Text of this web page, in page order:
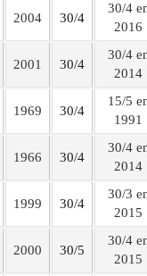
2004 30/4
30/4
2016
2001 30/4
30/4
2014
1969 30/4
15/5
1991
1966 30/4
30/4
2014
1999 30/4
30/3
2015
2000 30/5
30/4
2015